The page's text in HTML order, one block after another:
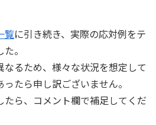
覧に引き続き、実際の応対例をテ
。
るため、様々な状況を想定して
たら申し訳ございません。
たら、コメント欄で補足してくだ